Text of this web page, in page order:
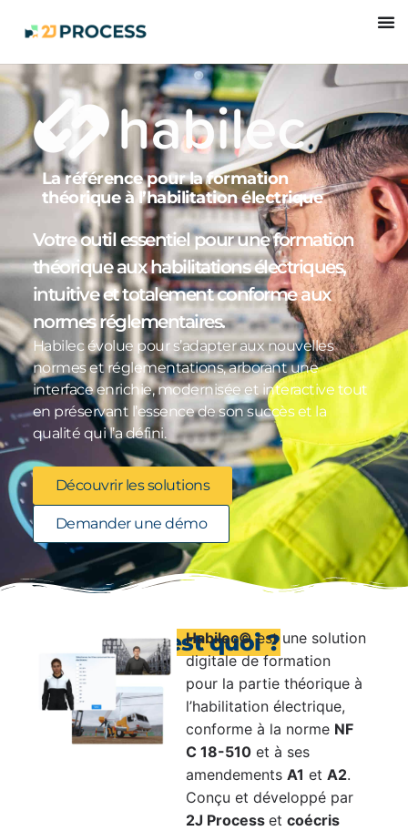
La référence pour la formation
théorique à l’habilitation électrique
Votre outil essentiel pour une formation
théorique aux habilitations électriques,
intuitive et totalement conforme aux
normes réglementaires.
Habilec évolue pour s’adapter aux nouvelles
normes et réglementations, arborant une
interface enrichie, modernisée et interactive tout
en préservant l’essence de son succès et la
qualité qui l’a défini.
Découvrir les solutions
Demander une démo
Habilec®,c'est quoi ?
Habilec©est une solution
digitale de formation
pour la partie théorique à
l’habilitation électrique,
conforme à la norme NF
C 18-510 et à ses
amendementsA1 etA2.
Conçu et développé par
2J Processetcoécris